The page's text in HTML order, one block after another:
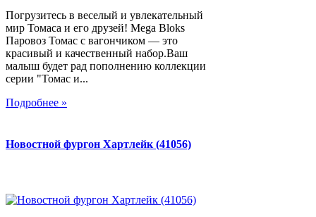
Погрузитесь в веселый и увлекательный
мир Томаса и его друзей! Mega Bloks
Паровоз Томас с вагончиком — это
красивый и качественный набор.Ваш
малыш будет рад пополнению коллекции
серии "Томас и...
Подробнее »
Новостной фургон Хартлейк (41056)